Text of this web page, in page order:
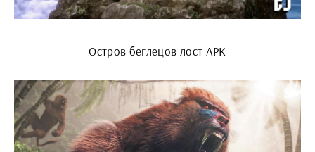
Остров беглецов лост АРК